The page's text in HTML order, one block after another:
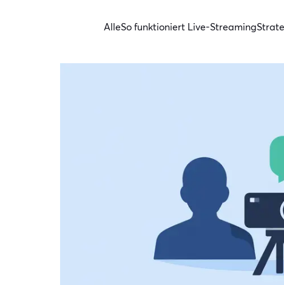
AlleSo funktioniert Live-Streaming